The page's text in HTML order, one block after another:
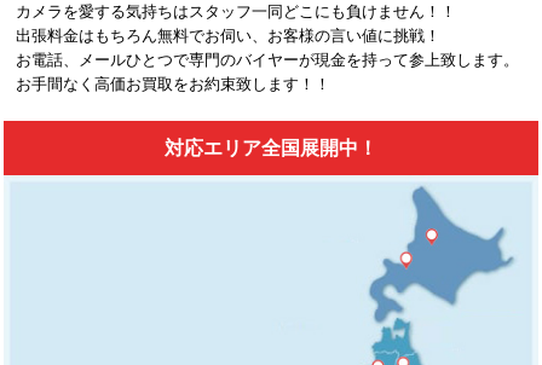
カメラを愛する気持ちはスタッフ一同どこにも負けません！！
出張料金はもちろん無料でお伺い、お客様の言い値に挑戦！
お電話、メールひとつで専門のバイヤーが現金を持って参上致します。
お手間なく高価お買取をお約束致します！！
対応エリア全国展開中！